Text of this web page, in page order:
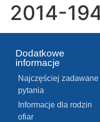
2014-
Dodatkowe
informacje
Najczęściej zadawane
pytania
Informacje dla rodzin
ofiar